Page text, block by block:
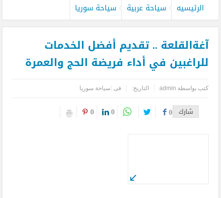
الرئيسيه سياحة عربية سياحة سوريا
آغةالقلعة .. تقديم أفضل الخدمات
للراغبين في أداء فريضة الحج والعمرة
كتب بواسطة admin التاريخ: فى :سياحة سوريا
شارك 0
0
0